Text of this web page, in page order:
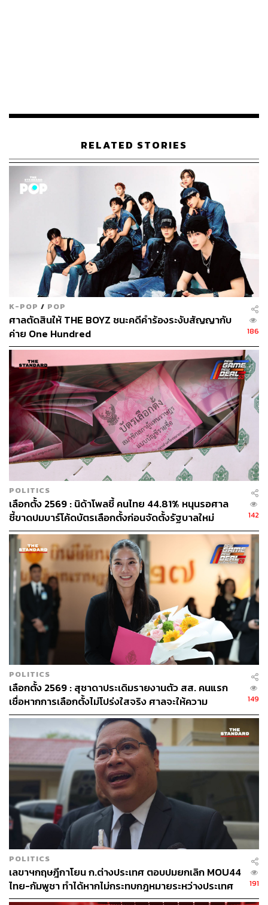
ABOUT THE AUTHOR
กองบรรณาธิการ THE STANDARD
RELATED STORIES
K-POP / POP
ศาลตัดสินให้ THE BOYZ ชนะคดีคำร้องระงับสัญญากับ
ค่าย One Hundred
186
POLITICS
เลือกตั้ง 2569 : นิด้าโพลชี้ คนไทย 44.81% หนุนรอศาล
ชี้ขาดปมบาร์โค้ดบัตรเลือกตั้งก่อนจัดตั้งรัฐบาลใหม่
142
POLITICS
เลือกตั้ง 2569 : สุชาดาประเดิมรายงานตัว สส. คนแรก
เชื่อหากการเลือกตั้งไม่โปร่งใสจริง ศาลจะให้ความ
ยุติธรรม
149
POLITICS
เลขาฯกฤษฎีกาโยน ก.ต่างประเทศ ตอบปมยกเลิก MOU44
ไทย-กัมพูชา ทำได้หากไม่กระทบกฎหมายระหว่างประเทศ
191